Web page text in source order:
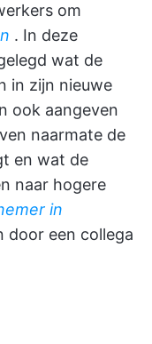
om
. In deze
wat de
in zijn nieuwe
ook aangeven
naarmate de
en wat de
naar hogere
in
door een collega